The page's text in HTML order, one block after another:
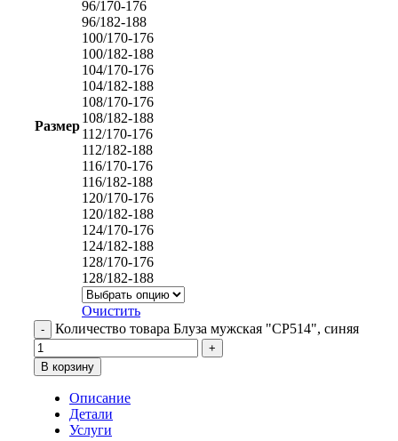
Размер
96/170-176
96/182-188
100/170-176
100/182-188
104/170-176
104/182-188
108/170-176
108/182-188
112/170-176
112/182-188
116/170-176
116/182-188
120/170-176
120/182-188
124/170-176
124/182-188
128/170-176
128/182-188
Очистить
Количество товара Блуза мужская "СР514", синяя
В корзину
Описание
Детали
Услуги